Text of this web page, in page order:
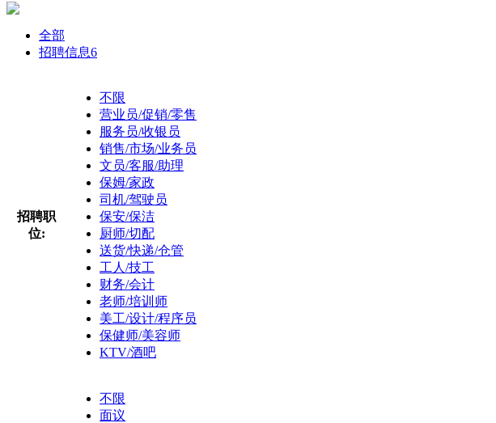
全部
招聘信息6
招聘职
位:
不限
营业员/促销/零售
服务员/收银员
销售/市场/业务员
文员/客服/助理
保姆/家政
司机/驾驶员
保安/保洁
厨师/切配
送货/快递/仓管
工人/技工
财务/会计
老师/培训师
美工/设计/程序员
保健师/美容师
KTV/酒吧
不限
面议